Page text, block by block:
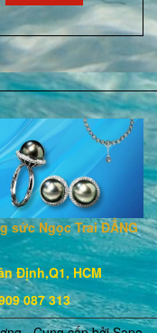
sức Ngọc Trai ĐẲNG
Định,Q1, HCM
087 313